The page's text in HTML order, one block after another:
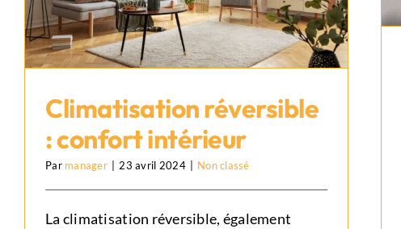
Climatisation réversible :
confort intérieur
Non classé
Climatisation réversible
: confort intérieur
Par manager 23 avril 2024 Non classé
La climatisation réversible, également